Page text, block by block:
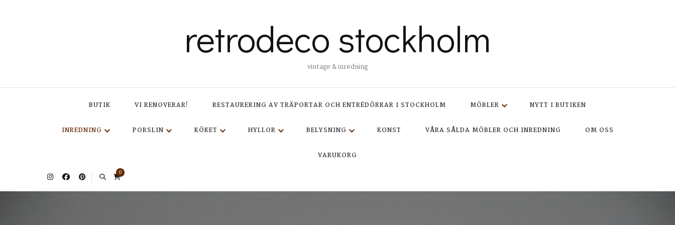
retrodeco stockholm
vintage & inredning
BUTIK VI RENOVERAR! RESTAURERING AV TRÄPORTAR OCH ENTRÉDÖRRAR I STOCKHOLM MÖBLER NYTT I BUTIKEN
INREDNING PORSLIN KÖKET HYLLOR BELYSNING KONST VÅRA SÅLDA MÖBLER OCH INREDNING OM OSS
VARUKORG
0